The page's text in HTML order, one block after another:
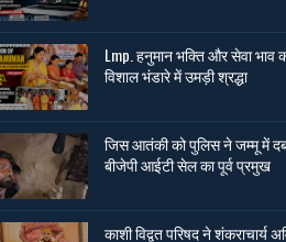
Lmp. हनुमान भक्ति और सेवा भाव
विशाल भंडारे में उमड़ी श्रद्धा
जिस आतंकी को पुलिस ने जम्मू में
बीजेपी आईटी सेल का पूर्व प्रमुख
काशी विद्वत परिषद ने शंकराचार्य